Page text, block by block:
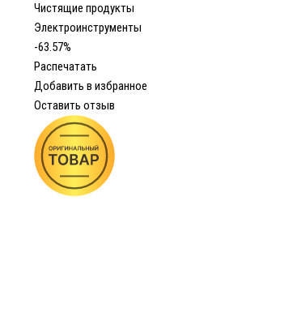
Чистящие продукты
Электроинструменты
-63.57%
Распечатать
Добавить в избранное
Оставить отзыв